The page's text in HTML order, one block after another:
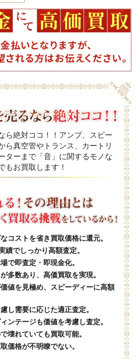
ら絶対ココ！！アンプ、スピー
ら真空管やトランス、カートリ
ターまで「音」に関するモノな
もお買取します！
コストを省き買取価格に還元。
績でしっかり高額査定。
で即査定・即現金化。
多数あり、高価買取を実現。
値を見極め、スピーディーに高額
し需要に応じた適正査定。
ンテージも価値を考慮し査定。
壊れていても買取可能。
価格が不明瞭でない。